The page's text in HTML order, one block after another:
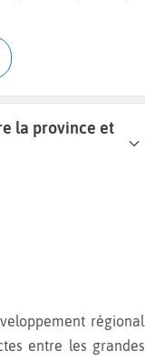
la province et
entre les grandes